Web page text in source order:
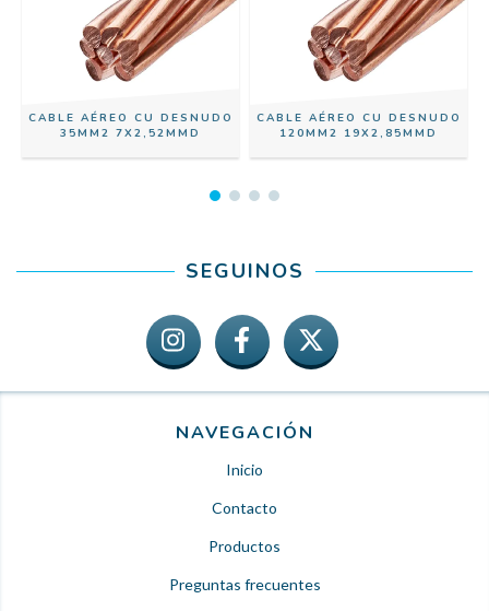
CABLE AÉREO CU DESNUDO
35MM2 7X2,52MMD
CABLE AÉREO CU DESNUDO
120MM2 19X2,85MMD
SEGUINOS
NAVEGACIÓN
Inicio
Contacto
Productos
Preguntas frecuentes